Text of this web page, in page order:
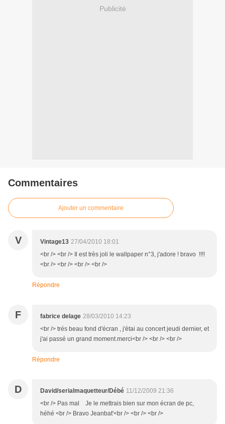
Publicité
Commentaires
Ajouter un commentaire
V Vintage13 27/04/2010 18:01
<br /> <br /> Il est très joli le wallpaper n°3, j'adore ! bravo !!!!
<br /> <br /> <br /> <br />
Répondre
F fabrice delage 28/03/2010 14:23
<br /> trés beau fond d'écran , j'étai au concert jeudi dernier, et
j'ai passé un grand moment.merci<br /> <br /> <br />
Répondre
D David/serialmaquetteur/Débé 11/12/2009 21:36
<br /> Pas mal Je le mettrais bien sur mon écran de pc,
héhé <br /> Bravo Jeanbat'<br /> <br /> <br />